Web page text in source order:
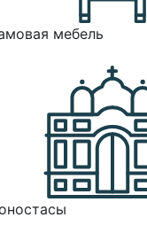
мебель